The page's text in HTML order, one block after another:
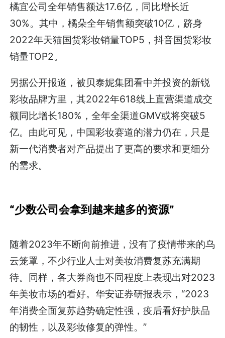
橘宜公司全年销售额达17.6亿，同比增长近
30%。其中，橘朵全年销售额突破10亿，跻身
2022年天猫国货彩妆销量TOP5，抖音国货彩妆
销量TOP2。
另据公开报道，被贝泰妮集团看中并投资的新锐
彩妆品牌方里，其2022年618线上直营渠道成交
额同比增长180%，全年全渠道GMV或将突破5
亿。由此可见，中国彩妆赛道的潜力仍在，只是
新一代消费者对产品提出了更高的要求和更细分
的需求。
“少数公司会拿到越来越多的资源”
随着2023年不断向前推进，没有了疫情带来的乌
云笼罩，不少行业人士对美妆消费复苏充满期
待。同样，各大券商也不同程度上表现出对2023
年美妆市场的看好。华安证券研报表示，“2023
年消费全面复苏趋势确定性强，疫后看好护肤品
的韧性，以及彩妆修复的弹性。”